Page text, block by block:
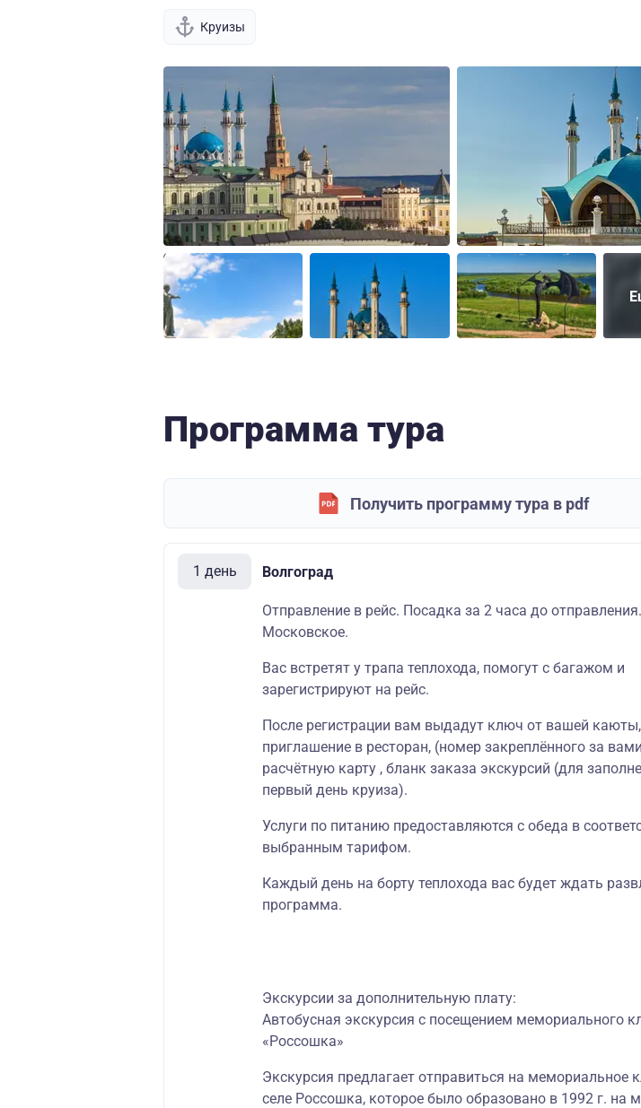
Круизы
Программа тура
Получить программу тура в pdf
1 день Волгоград
Отправление в рейс. Посадка за 2 часа до
Московское.
Вас встретят у трапа теплохода, помогут с багажом и
зарегистрируют на рейс.
После регистрации вам выдадут ключ от вашей каюты,
приглашение в ресторан, (номер закреплённого за
расчётную карту , бланк заказа экскурсий (для
первый день круиза).
Услуги по питанию предоставляются с обеда в
выбранным тарифом.
Каждый день на борту теплохода вас будет ждать
программа.
Экскурсии за дополнительную плату:
Автобусная экскурсия с посещением мемориального
«Россошка»
Экскурсия предлагает отправиться на мемориальное
селе Россошка, которое было образовано в 1992 г. на